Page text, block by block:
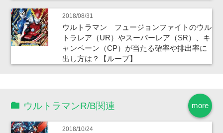
2018/08/31
ウルトラマン フュージョンファイトのウル
トラレア（UR）やスーパーレア（SR）、キ
ャンペーン（CP）が当たる確率や排出率に
出し方は？【ルーブ】
more
ウルトラマンR/B関連
2018/10/24